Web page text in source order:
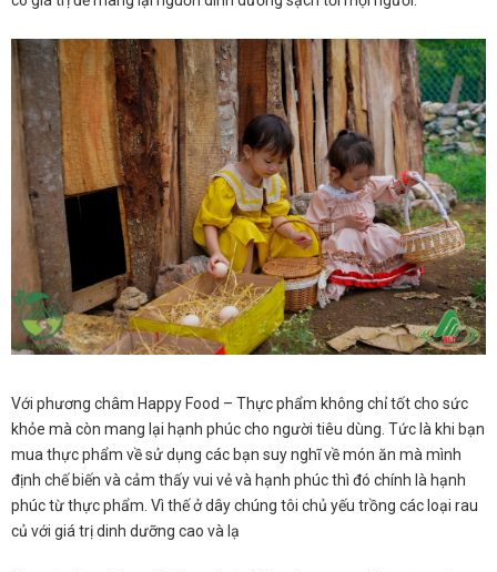
Với phương châm Happy Food – Thực phẩm không chỉ tốt cho sức
khỏe mà còn mang lại hạnh phúc cho người tiêu dùng. Tức là khi bạn
mua thực phẩm về sử dụng các bạn suy nghĩ về món ăn mà mình
định chế biến và cảm thấy vui vẻ và hạnh phúc thì đó chính là hạnh
phúc từ thực phẩm. Vì thế ở dây chúng tôi chủ yếu trồng các loại rau
củ với giá trị dinh dưỡng cao và lạ